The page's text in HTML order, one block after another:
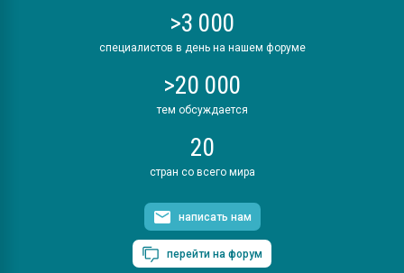
>3 000
специалистов в день на нашем форуме
>20 000
тем обсуждается
20
стран со всего мира
написать нам
перейти на форум